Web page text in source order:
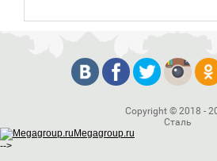
Copyright © 2018 -
Сталь
Megagroup.ru
-->